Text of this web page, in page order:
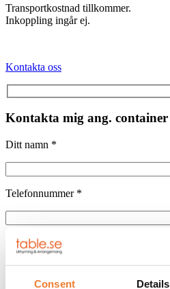
Consent Details
Transportkostnad tillkommer.
Inkoppling ingår ej.
Kontakta oss
Kontakta mig ang. container
Ditt namn *
Telefonnummer *
Epost